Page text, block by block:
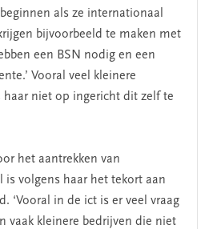
als ze internationaal
bijvoorbeeld te maken met
een BSN nodig en een
Vooral veel kleinere
haar niet op ingericht dit zelf te
het aantrekken van
volgens haar het tekort aan
‘Vooral in de ict is er veel vraag
vaak kleinere bedrijven die niet